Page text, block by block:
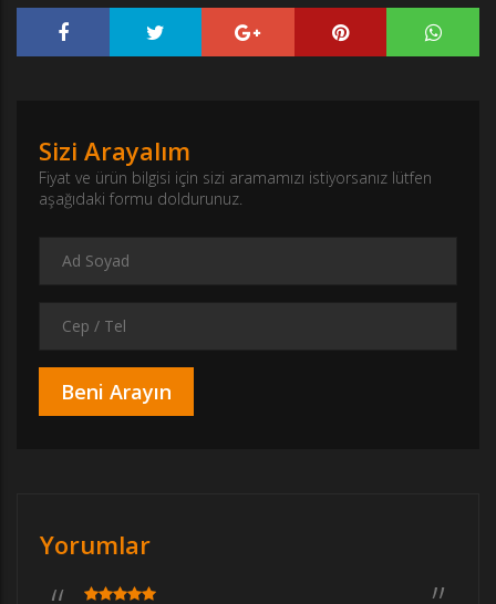
Sizi Arayalım
Fiyat ve ürün bilgisi için sizi aramamızı istiyorsanız lütfen
aşağıdaki formu doldurunuz.
Yorumlar